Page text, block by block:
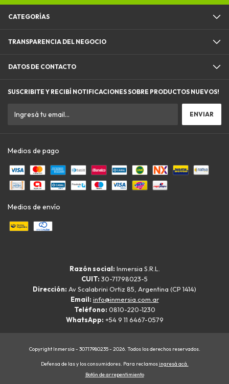
CATEGORÍAS
TRANSPARENCIA DEL NEGOCIO
DATOS DE CONTACTO
SUSCRIBITE Y RECIBÍ NOTIFICACIONES SOBRE PRODUCTOS NUEVOS!
Medios de pago
Medios de envío
Razón social: Inmersia S.R.L.
CUIT: 30-71798023-5
Dirección: Av Scalabrini Ortiz 85, Argentina (CP 1414)
Email: info@inmersia.com.ar
Teléfono: 0810-220-1230
WhatsApp: +54 9 11 6467-0579
Copyright Inmersia - 30717980235 - 2026. Todos los derechos reservados.
Defensa de las y los consumidores. Para reclamosingresá acá.
Botón de arrepentimiento